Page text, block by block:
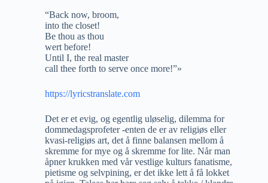
“Back now, broom,
into the closet!
Be thou as thou
wert before!
Until I, the real master
call thee forth to serve once more!”»
https://lyricstranslate.com
Det er et evig, og egentlig uløselig, dilemma for
dommedagsprofeter -enten de er av religiøs eller
kvasi-religiøs art, det å finne balansen mellom å
skremme for mye og å skremme for lite. Når man
åpner krukken med vår vestlige kulturs fanatisme,
pietisme og selvpining, er det ikke lett å få lokket